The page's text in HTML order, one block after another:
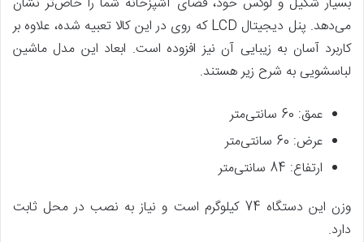
می‌دهد. پنل دیجیتال LCD که روی در این کالا تعبیه شده، علاوه بر
کاربرد آسان به زیبایی آن نیز افزوده است. ابعاد این مدل ماشین
لباسشویی به شرح زیر هستند.
عمق: 60 سانتی‌متر
عرض: 60 سانتی‌متر
ارتفاع: 84 سانتی‌متر
وزن این دستگاه 74 کیلوگرم است و نیاز به نصب در محل ثابت
دارد.